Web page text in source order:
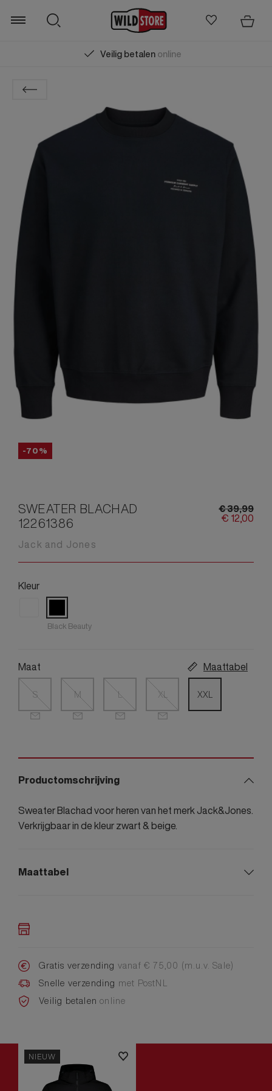
Veilig betalenonline
Zoeken
-70%
SWEATER BLACHAD
12261386
Jack and Jones
€39,99
€ 12,00
Kleur
Black Beauty
Maat Maattabel
S M L XL XXL
Productomschrijving
Sweater Blachad voor heren van het merk Jack&Jones.
Verkrijgbaar in de kleur zwart & beige.
Maattabel
Gratis verzending vanaf € 75,00 (m.u.v. Sale)
Snelle verzending met PostNL
Veilig betalenonline
NIEUW